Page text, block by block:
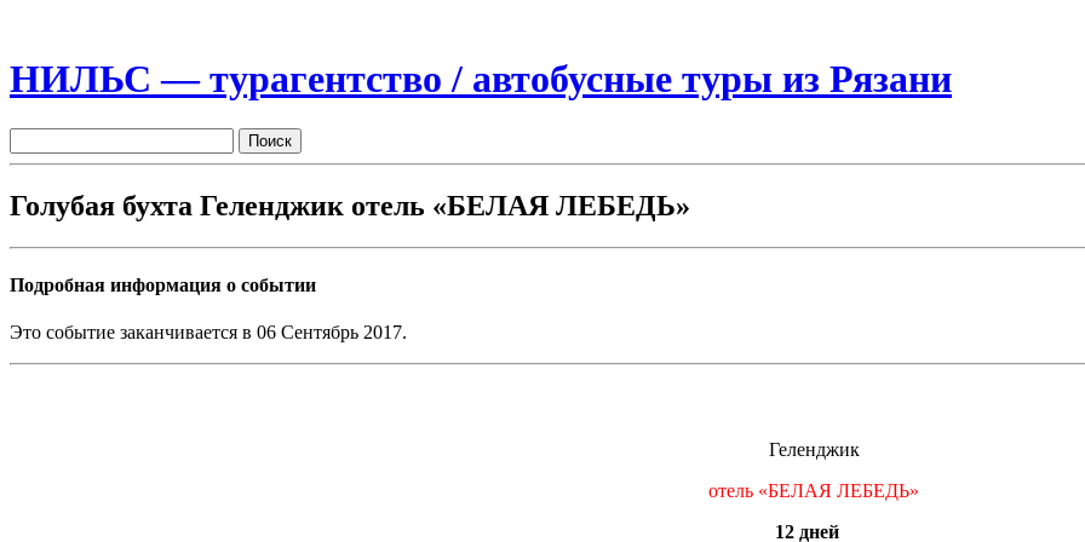
НИЛЬС — турагентство / автобусные туры из Рязани
Голубая бухта Геленджик отель «БЕЛАЯ ЛЕБЕДЬ»
Подробная информация о событии
Это событие заканчивается в 06 Сентябрь 2017.
Геленджик
отель «БЕЛАЯ ЛЕБЕДЬ»
12 дней